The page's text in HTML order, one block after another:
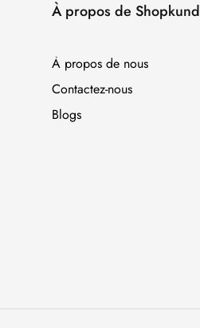
À propos de Shopkund
À propos de nous
Contactez-nous
Blogs